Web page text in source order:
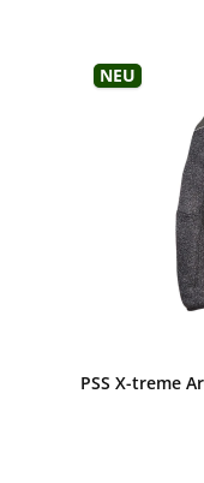
Neu
PSS X-treme